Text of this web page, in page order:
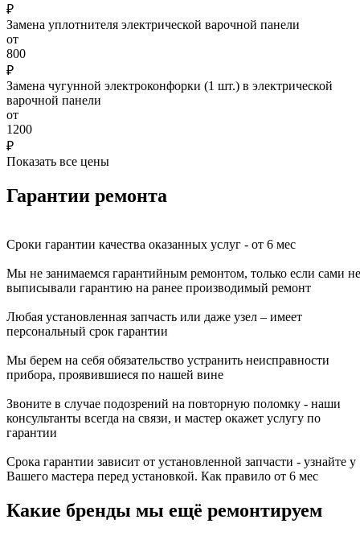
₽
Замена уплотнителя электрической варочной панели
от
800
₽
Замена чугунной электроконфорки (1 шт.) в электрической
варочной панели
от
1200
₽
Показать все цены
Гарантии ремонта
Сроки гарантии качества оказанных услуг - от 6 мес
Мы не занимаемся гарантийным ремонтом, только если сами не
выписывали гарантию на ранее производимый ремонт
Любая установленная запчасть или даже узел – имеет
персональный срок гарантии
Мы берем на себя обязательство устранить неисправности
прибора, проявившиеся по нашей вине
Звоните в случае подозрений на повторную поломку - наши
консультанты всегда на связи, и мастер окажет услугу по
гарантии
Срока гарантии зависит от установленной запчасти - узнайте у
Вашего мастера перед установкой. Как правило от 6 мес
Какие бренды мы ещё ремонтируем